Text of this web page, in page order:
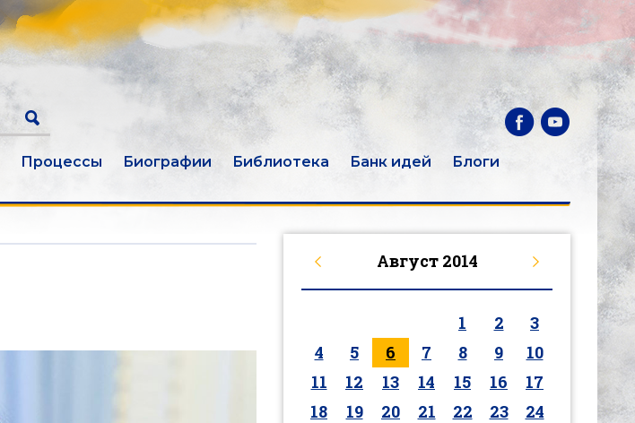
Процессы Биографии Библиотека Банк идей
Блоги
Август 2014
1 2
3
4
5 6 7 8 9
10
11
12 13 14 15 16
17
18
19 20 21 22 23
24